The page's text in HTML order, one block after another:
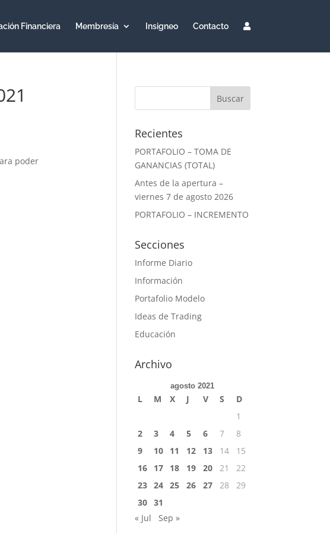
Financiera Membresía Insigneo Contacto
poder
Recientes
PORTAFOLIO – TOMA DE
GANANCIAS (TOTAL)
Antes de la apertura –
viernes 7 de agosto 2026
PORTAFOLIO – INCREMENTO
Secciones
Informe Diario
Información
Portafolio Modelo
Ideas de Trading
Educación
Archivo
agosto 2021
L M X J V S
D
1
2
3 4 5 6 7
8
9
10 11 12 13 14
15
16
17 18 19 20 21
22
23 24 25 26 27 28
29
30 31
« Jul
Sep »